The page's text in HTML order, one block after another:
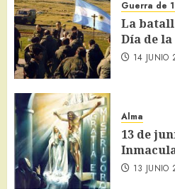
Guerra de
La
Día de
14 JUNIO
Alma
13 de
13 JUNIO